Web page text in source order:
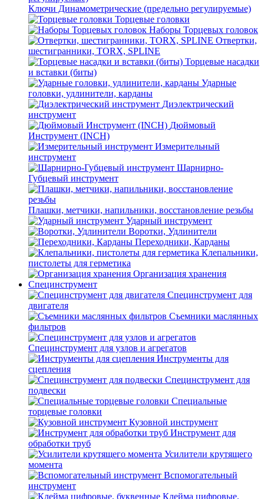
Ключи Динамометрические (предельно регулируемые)
Торцевые головки
Наборы Торцевых головок
Отвертки,
шестигранники, TORX, SPLINE
Торцевые насадки
и вставки (биты)
Ударные
головки, удлинители, карданы
Диэлектрический
инструмент
Дюймовый
Инструмент (INCH)
Измерительный
инструмент
Шарнирно-
Губцевый инструмент
Плашки, метчики, напильники, восстановление резьбы
Ударный инструмент
Воротки, Удлинители
Переходники, Карданы
Клепальники,
пистолеты для герметика
Организация хранения
Специнструмент
Специнструмент для
двигателя
Съемники маслянных
фильтров
Специнструмент для узлов и агрегатов
Инструменты для
сцепления
Специнструмент для
подвески
Специальные
торцевые головки
Кузовной инструмент
Инструмент для
обработки труб
Усилители крутящего
момента
Вспомогательный
инструмент
Клейма цифровые,